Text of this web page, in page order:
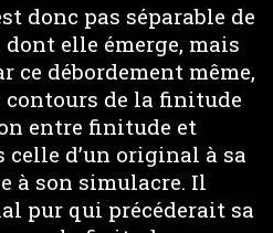
donc pas séparable de
elle émerge, mais
ce débordement même,
contours de la finitude
entre finitude et
celle d’un original à sa
à son simulacre. Il
pur qui précéderait sa